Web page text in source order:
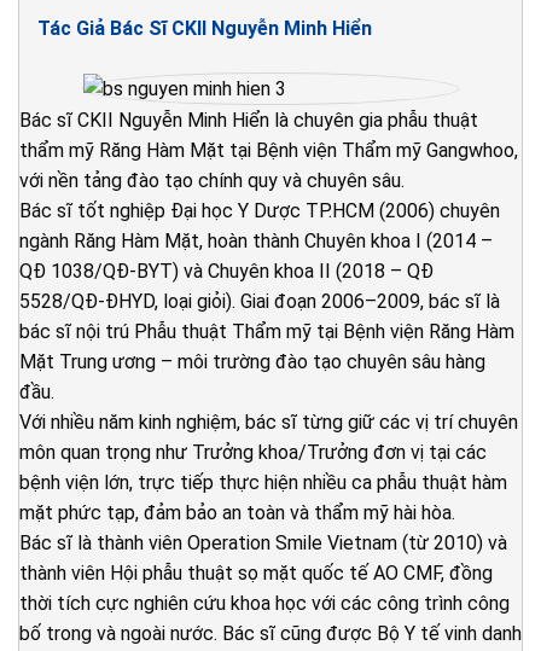
Tác Giả Bác Sĩ CKII Nguyễn Minh Hiển
Bác sĩ CKII Nguyễn Minh Hiển là chuyên gia phẫu thuật
thẩm mỹ Răng Hàm Mặt tại Bệnh viện Thẩm mỹ Gangwhoo,
với nền tảng đào tạo chính quy và chuyên sâu.
Bác sĩ tốt nghiệp Đại học Y Dược TP.HCM (2006) chuyên
ngành Răng Hàm Mặt, hoàn thành Chuyên khoa I (2014 –
QĐ 1038/QĐ-BYT) và Chuyên khoa II (2018 – QĐ
5528/QĐ-ĐHYD, loại giỏi). Giai đoạn 2006–2009, bác sĩ là
bác sĩ nội trú Phẫu thuật Thẩm mỹ tại Bệnh viện Răng Hàm
Mặt Trung ương – môi trường đào tạo chuyên sâu hàng
đầu.
Với nhiều năm kinh nghiệm, bác sĩ từng giữ các vị trí chuyên
môn quan trọng như Trưởng khoa/Trưởng đơn vị tại các
bệnh viện lớn, trực tiếp thực hiện nhiều ca phẫu thuật hàm
mặt phức tạp, đảm bảo an toàn và thẩm mỹ hài hòa.
Bác sĩ là thành viên Operation Smile Vietnam (từ 2010) và
thành viên Hội phẫu thuật sọ mặt quốc tế AO CMF, đồng
thời tích cực nghiên cứu khoa học với các công trình công
bố trong và ngoài nước. Bác sĩ cũng được Bộ Y tế vinh danh